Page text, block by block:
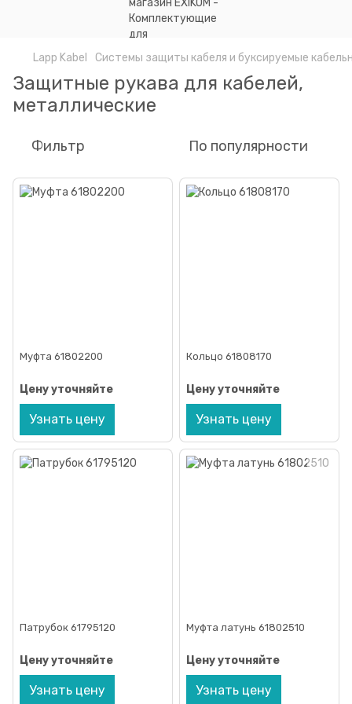
Lapp Kabel Системы защиты кабеля и буксируемые
Защитные рукава для кабелей,
металлические
Фильтр По популярности
Муфта 61802200
Цену уточняйте
Узнать цену
Кольцо 61808170
Цену уточняйте
Узнать цену
Патрубок 61795120
Цену уточняйте
Узнать цену
Муфта латунь 61802510
Цену уточняйте
Узнать цену